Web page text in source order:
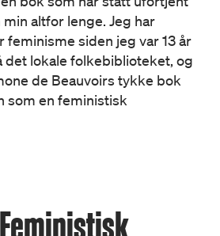
altfor lenge. Jeg har
siden jeg var 13 år
det lokale folkebiblioteket, og
de Beauvoirs tykke bok
som en feministisk